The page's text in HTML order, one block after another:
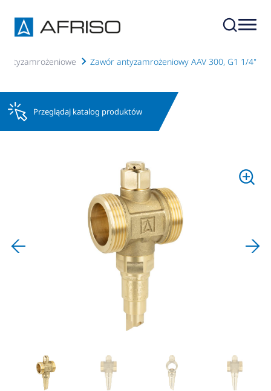
antyzamrożeniowe Zawór antyzamrożeniowy AAV 300, G1 1/4"
Przeglądaj katalog produktów